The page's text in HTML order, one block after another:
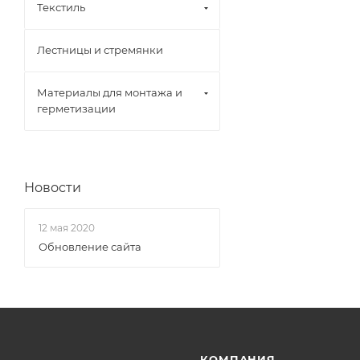
Текстиль
Лестницы и стремянки
Материалы для монтажа и
герметизации
Новости
12 мая 2020
Обновление сайта